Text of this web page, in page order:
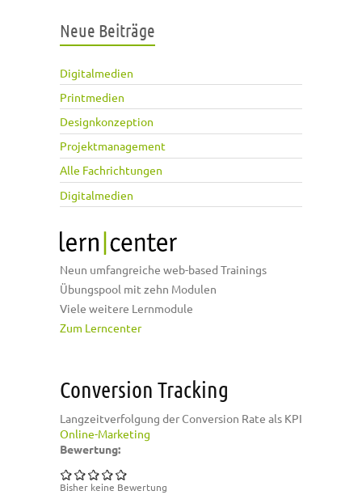
Neue Beiträge
Digitalmedien
Printmedien
Designkonzeption
Projektmanagement
Alle Fachrichtungen
Digitalmedien
Neun umfangreiche web-based Trainings
Übungspool mit zehn Modulen
Viele weitere Lernmodule
Zum Lerncenter
Conversion Tracking
Langzeitverfolgung der Conversion Rate als KPI
Online-Marketing
Bewertung:
Bisher keine Bewertung